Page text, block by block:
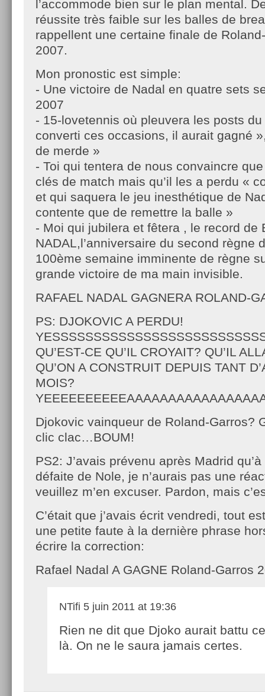
l’accommode bien sur le plan mental.
réussite très faible sur les balles de
rappellent une certaine finale de
2007.
Mon pronostic est simple:
- Une victoire de Nadal en quatre sets
2007
- 15-lovetennis où pleuvera les posts du
converti ces occasions, il aurait gagné
de merde »
- Toi qui tentera de nous convaincre
clés de match mais qu’il les a perdu «
et qui saquera le jeu inesthétique de
contente que de remettre la balle »
- Moi qui jubilera et fêtera , le record de
NADAL,l’anniversaire du second règne
100ème semaine imminente de règne
grande victoire de ma main invisible.
RAFAEL NADAL GAGNERA ROLAND-
PS: DJOKOVIC A PERDU!
QU’EST-CE QU’IL CROYAIT? QU’IL
QU’ON A CONSTRUIT DEPUIS TANT
MOIS?
Djokovic vainqueur de Roland-Garros?
clic clac…BOUM!
PS2: J’avais prévenu après Madrid
défaite de Nole, je n’aurais pas une
veuillez m’en excuser. Pardon, mais
C’était que j’avais écrit vendredi, tout
une petite faute à la dernière phrase
écrire la correction:
Rafael Nadal A GAGNE Roland-Garros
NTifi 5 juin 2011 at 19:36
Rien ne dit que Djoko aurait battu
là. On ne le saura jamais certes.